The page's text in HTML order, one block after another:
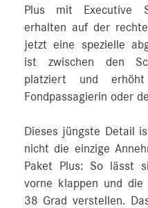
Plus mit Executive
erhalten auf der
jetzt eine spezielle
ist zwischen den
platziert und
Fondpassagierin oder
Dieses jüngste Detail
nicht die einzige
Paket Plus: So lässt
vorne klappen und
38 Grad verstellen.